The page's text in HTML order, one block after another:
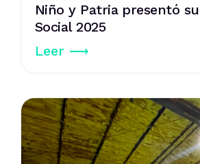
Niño y Patria presentó su
Social 2025
Leer ⟶